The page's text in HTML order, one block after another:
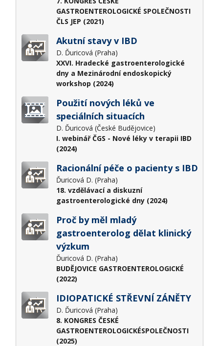
GASTROENTEROLOGICKÉ SPOLEČNOSTI
ČLS JEP (2021)
Akutní stavy v IBD
D. Ďuricová (Praha)
XXVI. Hradecké gastroenterologické
dny a Mezinárodní endoskopický
workshop (2024)
Použití nových léků ve
speciálních situacích
D. Ďuricová (České Budějovice)
I. webinář ČGS - Nové léky v terapii IBD
(2024)
Racionální péče o pacienty s IBD
Ďuricová D. (Praha)
18. vzdělávací a diskuzní
gastroenterologické dny (2024)
Proč by měl mladý
gastroenterolog dělat klinický
výzkum
Ďuricová D. (Praha)
BUDĚJOVICE GASTROENTEROLOGICKÉ
(2022)
IDIOPATICKÉ STŘEVNÍ ZÁNĚTY
D. Ďuricová (Praha)
8. KONGRES ČESKÉ
GASTROENTEROLOGICKÉSPOLEČNOSTI
(2025)